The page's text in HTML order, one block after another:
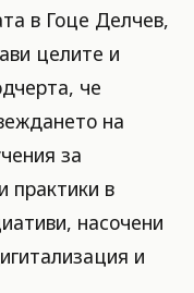
в Гоце Делчев,
целите и
че
на
за
практики в
насочени
и